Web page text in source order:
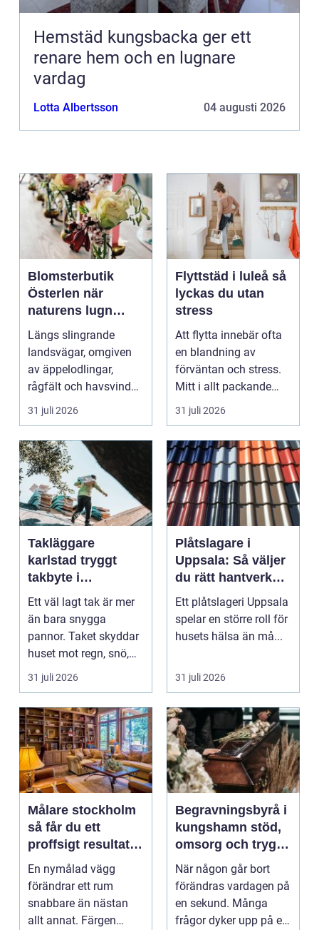
Hemstäd kungsbacka ger ett
renare hem och en lugnare
vardag
Lotta Albertsson 04 augusti 2026
Blomsterbutik
Österlen när
naturens lugn
möter kreativt
hantverk
Längs slingrande
landsvägar, omgiven
av äppelodlingar,
rågfält och havsvindar,
har
blomsterhantverke...
31 juli 2026
Flyttstäd i luleå så
lyckas du utan
stress
Att flytta innebär ofta
en blandning av
förväntan och stress.
Mitt i allt packande
och planerande dy...
31 juli 2026
Takläggare
karlstad tryggt
takbyte i
värmländskt klimat
Ett väl lagt tak är mer
än bara snygga
pannor. Taket skyddar
huset mot regn, snö,
blåst och stark vå...
31 juli 2026
Plåtslagare i
Uppsala: Så väljer
du rätt hantverkare
för tak och fasad
Ett plåtslageri Uppsala
spelar en större roll för
husets hälsa än må...
31 juli 2026
Målare stockholm
så får du ett
proffsigt resultat
hemma
En nymålad vägg
förändrar ett rum
snabbare än nästan
allt annat. Färgen
Begravningsbyrå i
kungshamn stöd,
omsorg och trygg
vägledning
När någon går bort
förändras vardagen på
en sekund. Många
frågor dyker upp på en